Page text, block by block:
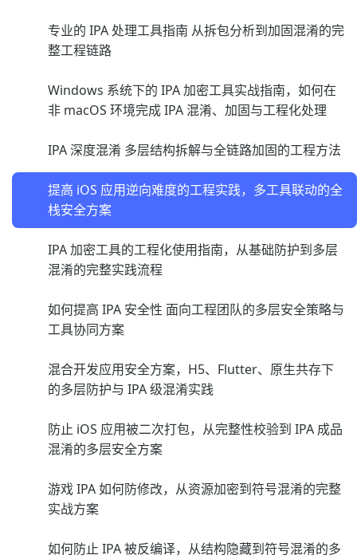
专业的 IPA 处理工具指南 从拆包分析到加固混淆的完
整工程链路
Windows 系统下的 IPA 加密工具实战指南，如何在
非 macOS 环境完成 IPA 混淆、加固与工程化处理
IPA 深度混淆 多层结构拆解与全链路加固的工程方法
提高 iOS 应用逆向难度的工程实践，多工具联动的全
栈安全方案
IPA 加密工具的工程化使用指南，从基础防护到多层
混淆的完整实践流程
如何提高 IPA 安全性 面向工程团队的多层安全策略与
工具协同方案
混合开发应用安全方案，H5、Flutter、原生共存下
的多层防护与 IPA 级混淆实践
防止 iOS 应用被二次打包，从完整性校验到 IPA 成品
混淆的多层安全方案
游戏 IPA 如何防修改，从资源加密到符号混淆的完整
实战方案
如何防止 IPA 被反编译，从结构隐藏到符号混淆的多